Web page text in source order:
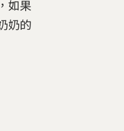
如果
奶的